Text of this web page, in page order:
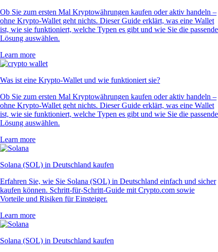
Ob Sie zum ersten Mal Kryptowährungen kaufen oder aktiv handeln –
ohne Krypto-Wallet geht nichts. Dieser Guide erklärt, was eine Wallet
ist, wie sie funktioniert, welche Typen es gibt und wie Sie die passende
Lösung auswählen.
Learn more
Was ist eine Krypto-Wallet und wie funktioniert sie?
Ob Sie zum ersten Mal Kryptowährungen kaufen oder aktiv handeln –
ohne Krypto-Wallet geht nichts. Dieser Guide erklärt, was eine Wallet
ist, wie sie funktioniert, welche Typen es gibt und wie Sie die passende
Lösung auswählen.
Learn more
Solana (SOL) in Deutschland kaufen
Erfahren Sie, wie Sie Solana (SOL) in Deutschland einfach und sicher
kaufen können. Schritt-für-Schritt-Guide mit Crypto.com sowie
Vorteile und Risiken für Einsteiger.
Learn more
Solana (SOL) in Deutschland kaufen